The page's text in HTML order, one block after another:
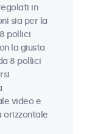
in
sia per la
pollici
la giusta
8 pollici
video e
orizzontale